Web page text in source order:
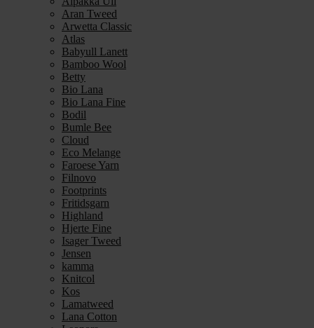
Aran Tweed
Arwetta Classic
Atlas
Babyull Lanett
Bamboo Wool
Betty
Bio Lana
Bio Lana Fine
Bodil
Bumle Bee
Cloud
Eco Melange
Faroese Yarn
Filnovo
Footprints
Fritidsgarn
Highland
Hjerte Fine
Isager Tweed
Jensen
kamma
Knitcol
Kos
Lamatweed
Lana Cotton